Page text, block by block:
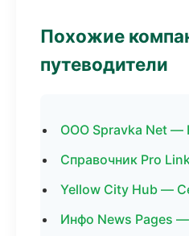
Похожие
путеводители
ООО Spravka Net —
Справочник Pro
Yellow City Hub —
Инфо News Pages